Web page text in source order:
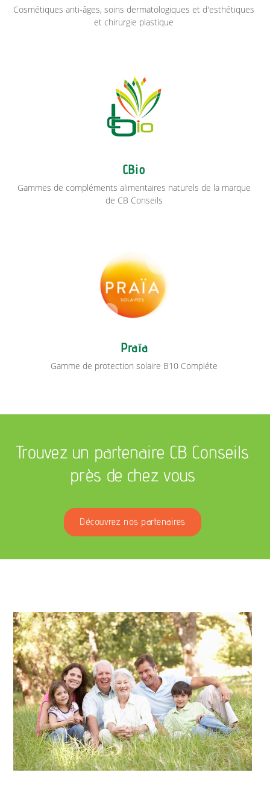
Cosmétiques anti-âges, soins dermatologiques et d'esthétiques
et chirurgie plastique
CBio
Gammes de compléments alimentaires naturels de la marque
de CB Conseils
Praïa
Gamme de protection solaire B10 Compléte
Trouvez un partenaire CB Conseils
près de chez vous
Découvrez nos partenaires